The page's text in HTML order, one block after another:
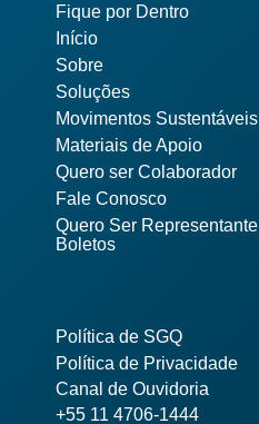
Fique por Dentro
Início
Sobre
Soluções
Movimentos Sustentáveis
Materiais de Apoio
Quero ser Colaborador
Fale Conosco
Quero Ser Representante
Boletos
Política de SGQ
Política de Privacidade
Canal de Ouvidoria
+55 11 4706-1444